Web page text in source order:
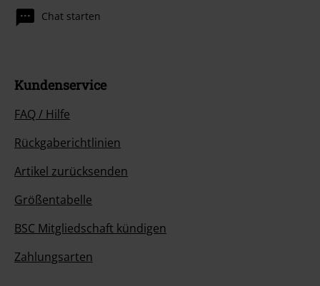
Chat starten
Kundenservice
FAQ / Hilfe
Rückgaberichtlinien
Artikel zurücksenden
Größentabelle
BSC Mitgliedschaft kündigen
Zahlungsarten